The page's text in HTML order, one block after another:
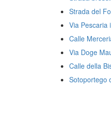
Strada del
Via Pescaria
Calle
Via Doge
Calle della
Sotoportego